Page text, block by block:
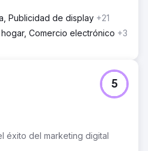
Publicidad de display +21
Comercio electrónico +3
éxito del marketing digital
5